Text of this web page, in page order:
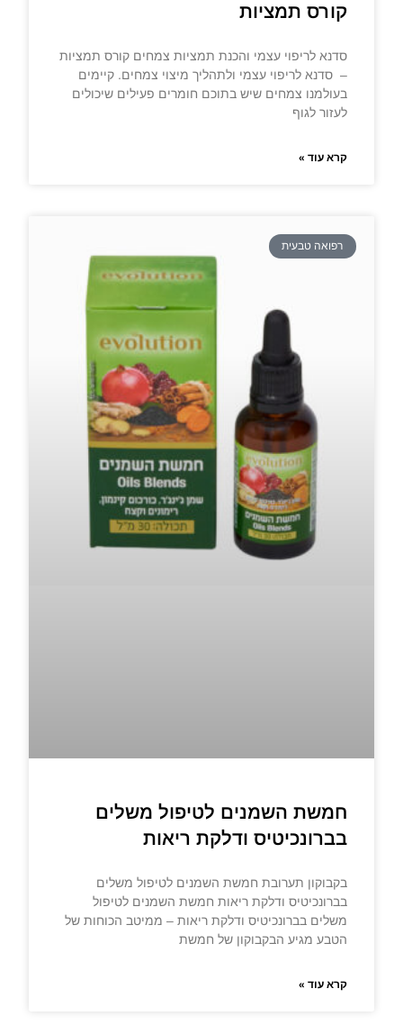
קורס תמציות
סדנא לריפוי עצמי והכנת תמציות צמחים קורס תמציות
– סדנא לריפוי עצמי ולתהליך מיצוי צמחים. קיימים
בעולמנו צמחים שיש בתוכם חומרים פעילים שיכולים
לעזור לגוף
קרא עוד »
רפואה טבעית
חמשת השמנים לטיפול משלים
בברונכיטיס ודלקת ריאות
בקבוקון תערובת חמשת השמנים לטיפול משלים
בברונכיטיס ודלקת ריאות חמשת השמנים לטיפול
משלים בברונכיטיס ודלקת ריאות – ממיטב הכוחות של
הטבע מגיע הבקבוקון של חמשת
קרא עוד »